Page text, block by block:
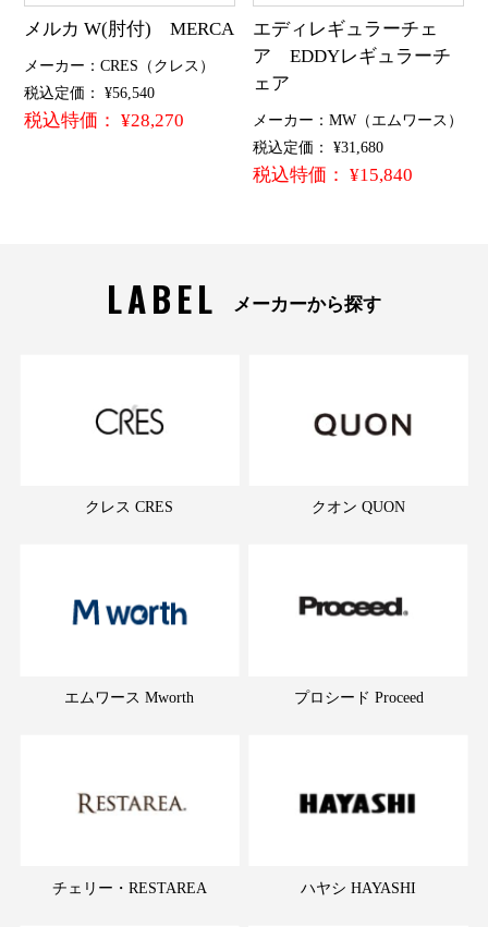
メルカ W(肘付) MERCA
メーカー：CRES（クレス）
税込定価： ¥56,540
税込特価： ¥28,270
エディレギュラーチェ
ア EDDYレギュラーチ
ェア
メーカー：MW（エムワース）
税込定価： ¥31,680
税込特価： ¥15,840
LABEL メーカーから探す
クレス CRES クオン QUON
エムワース Mworth プロシード Proceed
チェリー・RESTAREA ハヤシ HAYASHI